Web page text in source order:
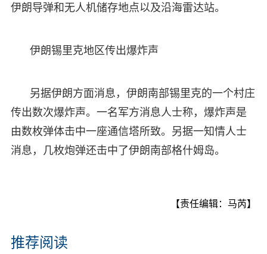
伊朗导弹和无人机储存地点以及沿海雷达站。
伊朗锡里克地区传出爆炸声
另据伊朗方面消息，伊朗南部锡里克的一个村庄
传出数次爆炸声。一名军方消息人士称，爆炸声是
由数枚弹体击中一座通信塔所致。另据一知情人士
消息，几枚炮弹还击中了伊朗南部格什姆岛。
【责任编辑：马芮】
推荐阅读